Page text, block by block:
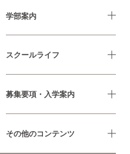
学部案内
スクールライフ
募集要項・入学案内
その他のコンテンツ